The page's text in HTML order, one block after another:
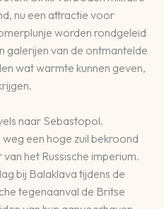
nu een attractie voor
worden rondgeleid
galerijen van de ontmantelde
wat warmte kunnen geven,
naar Sebastopol.
een hoge zuil bekroond
het Russische imperium.
bij Balaklava tijdens de
tegenaanval de Britse